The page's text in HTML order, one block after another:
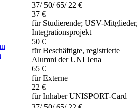
37/ 50/ 65/ 22 €
37 €
für Studierende; USV-Mitglieder,
Integrationsprojekt
50 €
für Beschäftigte, registrierte
Alumni der UNI Jena
65 €
für Externe
22 €
für Inhaber UNISPORT-Card